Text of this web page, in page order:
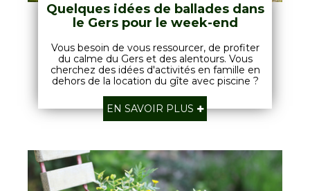
Quelques idées de ballades dans
le Gers pour le week-end
Vous besoin de vous ressourcer, de profiter
du calme du Gers et des alentours. Vous
cherchez des idées d'activités en famille en
dehors de la location du gîte avec piscine ?
EN SAVOIR PLUS